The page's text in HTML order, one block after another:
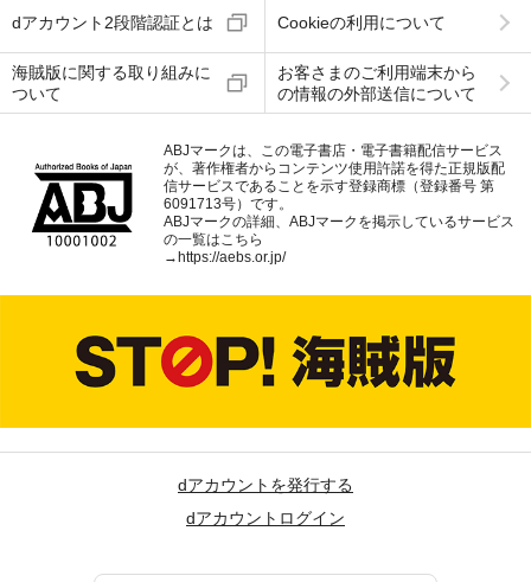
dアカウント2段階認証とは Cookieの利用について
海賊版に関する取り組みに
ついて
お客さまのご利用端末から
の情報の外部送信について
ABJマークは、この電子書店・電子書籍配信サービス
が、著作権者からコンテンツ使用許諾を得た正規版配
信サービスであることを示す登録商標（登録番号 第
6091713号）です。
ABJマークの詳細、ABJマークを掲示しているサービス
の一覧はこちら
→ https://aebs.or.jp/
dアカウントを発行する
dアカウントログイン